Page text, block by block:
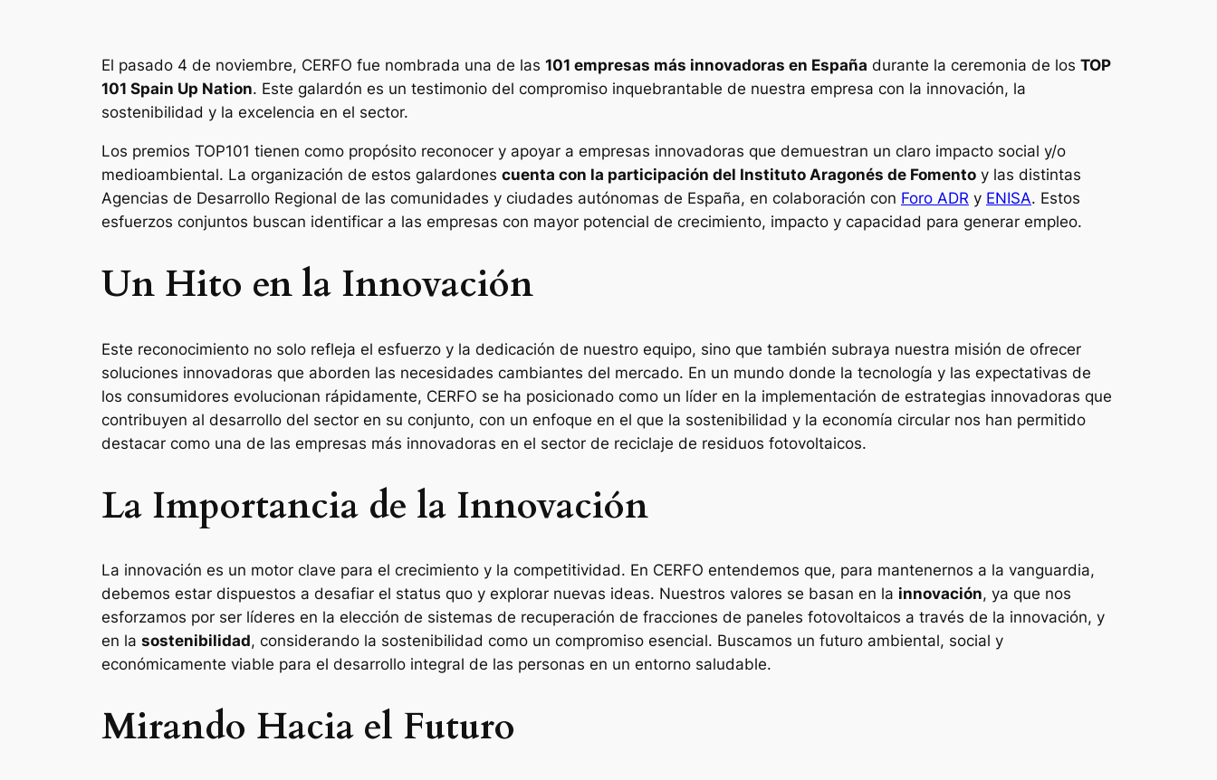
El pasado 4 de noviembre, CERFO fue nombrada una de las 101 empresas más innovadoras en España durante la ceremonia de los TOP
101 Spain Up Nation. Este galardón es un testimonio del compromiso inquebrantable de nuestra empresa con la innovación, la
sostenibilidad y la excelencia en el sector.
Los premios TOP101 tienen como propósito reconocer y apoyar a empresas innovadoras que demuestran un claro impacto social y/o
medioambiental. La organización de estos galardones cuenta con la participación del Instituto Aragonés de Fomento y las distintas
Agencias de Desarrollo Regional de las comunidades y ciudades autónomas de España, en colaboración con Foro ADR y ENISA. Estos
esfuerzos conjuntos buscan identificar a las empresas con mayor potencial de crecimiento, impacto y capacidad para generar empleo.
Un Hito en la Innovación
Este reconocimiento no solo refleja el esfuerzo y la dedicación de nuestro equipo, sino que también subraya nuestra misión de ofrecer
soluciones innovadoras que aborden las necesidades cambiantes del mercado. En un mundo donde la tecnología y las expectativas de
los consumidores evolucionan rápidamente, CERFO se ha posicionado como un líder en la implementación de estrategias innovadoras que
contribuyen al desarrollo del sector en su conjunto, con un enfoque en el que la sostenibilidad y la economía circular nos han permitido
destacar como una de las empresas más innovadoras en el sector de reciclaje de residuos fotovoltaicos.
La Importancia de la Innovación
La innovación es un motor clave para el crecimiento y la competitividad. En CERFO entendemos que, para mantenernos a la vanguardia,
debemos estar dispuestos a desafiar el status quo y explorar nuevas ideas. Nuestros valores se basan en la innovación, ya que nos
esforzamos por ser líderes en la elección de sistemas de recuperación de fracciones de paneles fotovoltaicos a través de la innovación, y
en la sostenibilidad, considerando la sostenibilidad como un compromiso esencial. Buscamos un futuro ambiental, social y
económicamente viable para el desarrollo integral de las personas en un entorno saludable.
Mirando Hacia el Futuro